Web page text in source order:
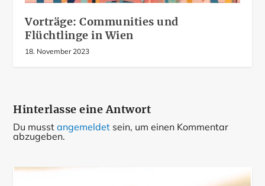
Vorträge: Communities und
Flüchtlinge in Wien
18. November 2023
Hinterlasse eine Antwort
Du musstangemeldet sein, um einen Kommentar
abzugeben.